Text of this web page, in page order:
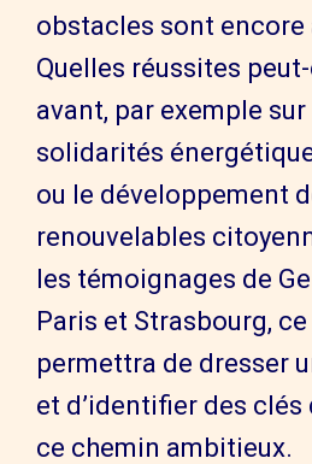
obstacles sont encore
Quelles réussites
avant, par exemple
solidarités
ou le développement
renouvelables
les témoignages de
Paris et Strasbourg,
permettra de dresser
et d’identifier des clés
ce chemin ambitieux.